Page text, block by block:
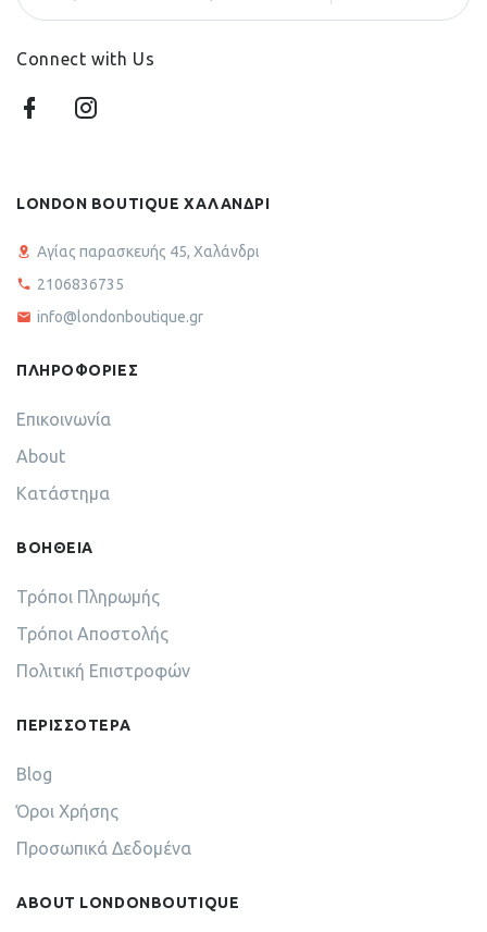
Connect with Us
LONDON BOUTIQUE ΧΑΛΑΝΔΡΙ
Αγίας παρασκευής 45, Χαλάνδρι
2106836735
info@londonboutique.gr
ΠΛΗΡΟΦΟΡΙΕΣ
Επικοινωνία
About
Κατάστημα
ΒΟΗΘΕΙΑ
Τρόποι Πληρωμής
Τρόποι Αποστολής
Πολιτική Επιστροφών
ΠΕΡΙΣΣΟΤΕΡΑ
Blog
Όροι Χρήσης
Προσωπικά Δεδομένα
ABOUT LONDONBOUTIQUE